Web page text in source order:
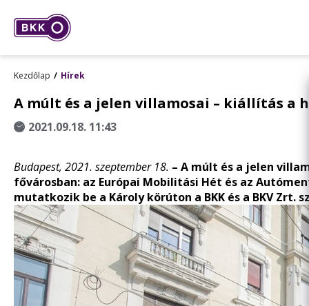
Kezdőlap Hírek
A múlt és a jelen villamosai – kiállítás a
2021.09.18. 11:43
Budapest, 2021. szeptember 18. – A múlt és a jelen
fővárosban: az Európai Mobilitási Hét és az
mutatkozik be a Károly körúton a BKK és a BKV Zrt.